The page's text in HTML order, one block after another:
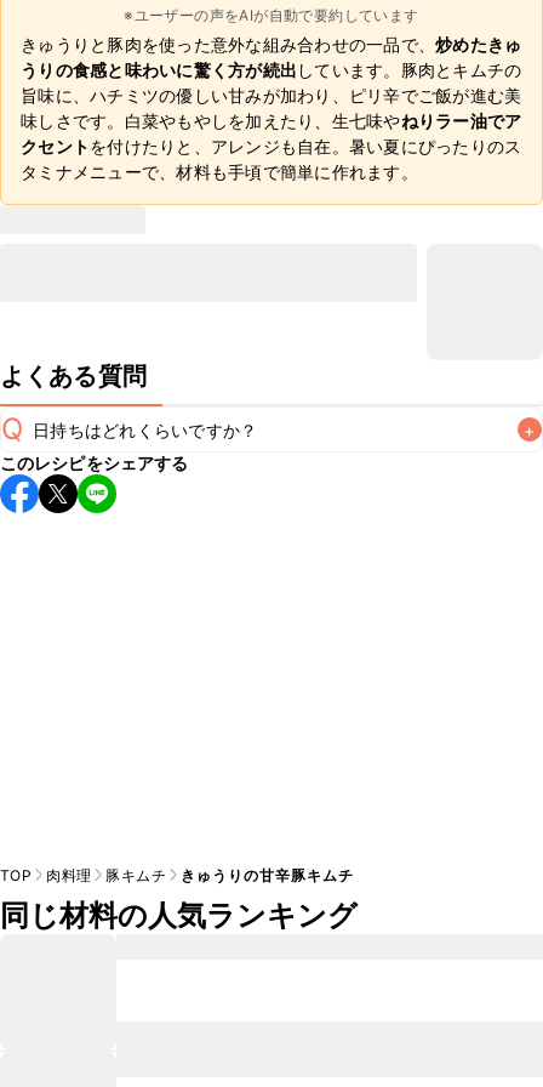
※ユーザーの声をAIが自動で要約しています
きゅうりと豚肉を使った意外な組み合わせの一品で、 炒めたきゅ
うりの食感と味わいに驚く方が続出 しています。豚肉とキムチの
旨味に、ハチミツの優しい甘みが加わり、ピリ辛でご飯が進む美
味しさです。白菜やもやしを加えたり、生七味やねりラー油でア
クセントを付けたりと、アレンジも自在。暑い夏にぴったりのス
タミナメニューで、材料も手頃で簡単に作れます。
よくある質問
Q 日持ちはどれくらいですか？ +
保存期間は冷蔵で翌日中が目安です。なるべくお早めにお召
し上がりください。
このレシピをシェアする
TOP 肉料理 豚キムチ きゅうりの甘辛豚キムチ
同じ材料の人気ランキング